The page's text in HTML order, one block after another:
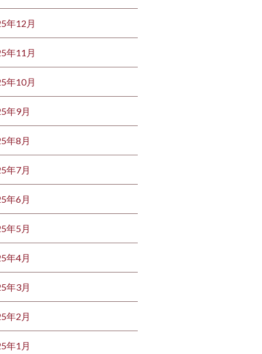
年12月
年11月
年10月
年9月
年8月
年7月
年6月
年5月
年4月
年3月
年2月
年1月